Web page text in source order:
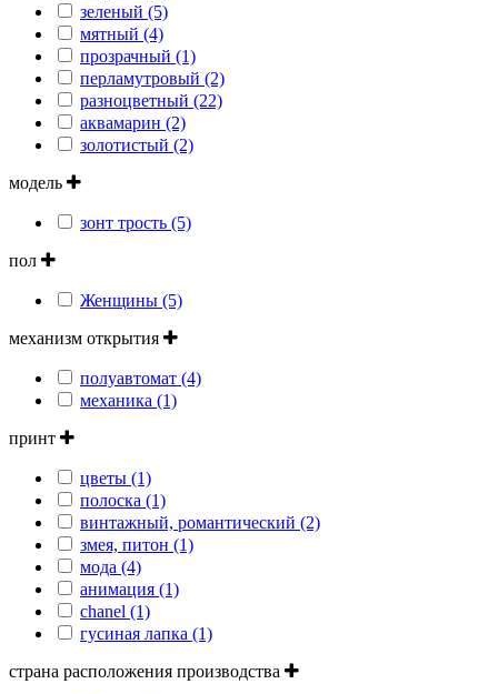
зеленый (5)
мятный (4)
прозрачный (1)
перламутровый (2)
разноцветный (22)
аквамарин (2)
золотистый (2)
модель
зонт трость (5)
пол
Женщины (5)
механизм открытия
полуавтомат (4)
механика (1)
принт
цветы (1)
полоска (1)
винтажный, романтический (2)
змея, питон (1)
мода (4)
анимация (1)
сhanel (1)
гусиная лапка (1)
страна расположения производства